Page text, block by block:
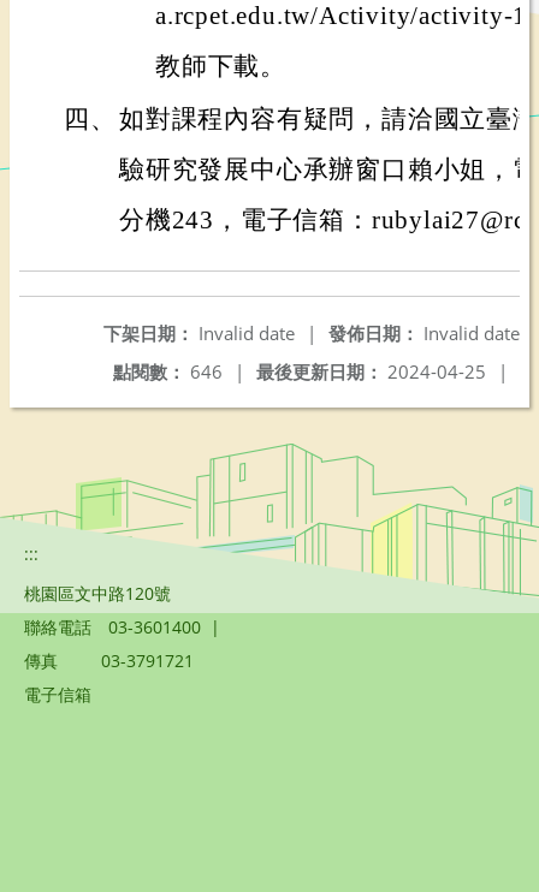
a.rcpet.edu.tw/Activity/activity-
教師下載。
四、 如對課程內容有疑問，請洽國立臺
驗研究發展中心承辦窗口賴小姐，
分機243，電子信箱：
發佈日期： Invalid date
下架日期： Invalid date
|
最後更新日期： 2024-04-25 |
點閱數： 646 |
:::
桃園區文中路120號
聯絡電話
03-3601400 |
傳真
03-3791721
電子信箱